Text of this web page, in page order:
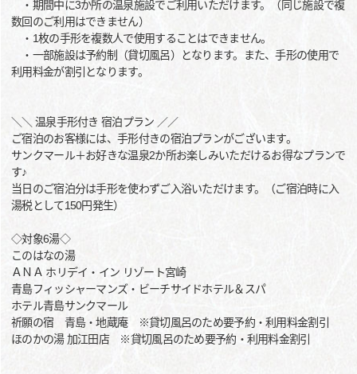
・期間中に3か所の温泉施設でご利用いただけます。（同じ施設で複
数回のご利用はできません）
・1枚の手形を複数人で使用することはできません。
・一部施設は予約制（貸切風呂）となります。また、手形の使用で
利用料金が割引となります。
＼＼ 温泉手形付き 宿泊プラン ／／
ご宿泊のお客様には、手形付きの宿泊プランがございます。
サンクマール＋お好きな温泉2か所お楽しみいただけるお得なプランで
す♪
当日のご宿泊分は手形を使わずご入浴いただけます。（ご宿泊時に入
湯税として150円発生）
◇対象6湯◇
このはなの湯
ＡＮＡ ホリデイ・イン リゾート宮崎
青島フィッシャーマンズ・ビーチサイドホテル＆スパ
ホテル青島サンクマール
祈願の宿 青島・地蔵庵 ※貸切風呂のため要予約・利用料金割引
ほのかの湯 加江田店 ※貸切風呂のため要予約・利用料金割引